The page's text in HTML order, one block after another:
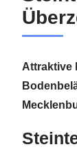
Attraktive